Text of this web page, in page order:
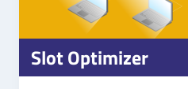
Slot Optimizer